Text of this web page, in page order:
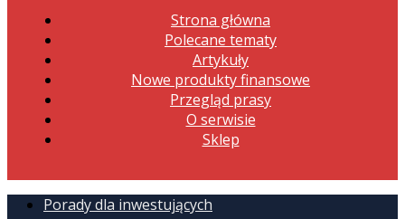
Strona główna
Polecane tematy
Artykuły
Nowe produkty finansowe
Przegląd prasy
O serwisie
Sklep
Porady dla inwestujących